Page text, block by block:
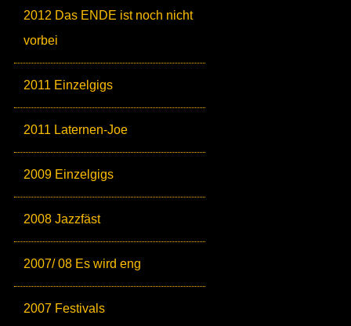
2012 Das ENDE ist noch nicht
vorbei
2011 Einzelgigs
2011 Laternen-Joe
2009 Einzelgigs
2008 Jazzfäst
2007/ 08 Es wird eng
2007 Festivals